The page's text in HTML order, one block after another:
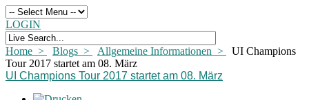
LOGIN
Home > Blogs > Allgemeine Informationen >
UI Champions
Tour 2017 startet am 08. März
UI Champions Tour 2017 startet am 08. März